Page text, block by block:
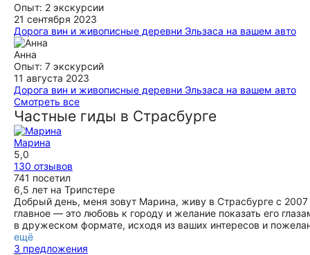
было очень хорошо организованно и интересно! Очень
красивые деревни дополненные интересным рассказом
ещё
Опыт: 2 экскурсии
21 сентября 2023
Дорога вин и живописные деревни Эльзаса на вашем авто
Гид Екатерина была прекрасна: эрудированна, интересна,
интеллигента, отзывчива, пунктуальна. Экскурсия была
очень познавательна и не утомительна. Не ожидали от
Эльзаса такой красоты! Стопроцентная рекомендация!
ещё
Анна
Опыт: 7 экскурсий
11 августа 2023
Дорога вин и живописные деревни Эльзаса на вашем авто
Отличная экскурсия! Хорошо продуман маршрут, проехали
по нескольким деревням, посмотрели архитектуру,
Екатерина невероятно интересно рассказывает и очень
профессионально подготовлена. Очень вкусные
дегустации сыра, вина, и даже местных колбас. Огромное
удовольствие открывать для себя регион в сопровождении
Екатерины!
ещё
Смотреть все
Частные гиды в Страсбурге
Марина
5,0
130 отзывов
741 посетил
6,5 лет на Трипстере
Добрый день, меня зовут Марина, живу в Страсбурге с
главное — это любовь к городу и желание показать его
в дружеском формате, исходя из ваших интересов и
ещё
3 предложения